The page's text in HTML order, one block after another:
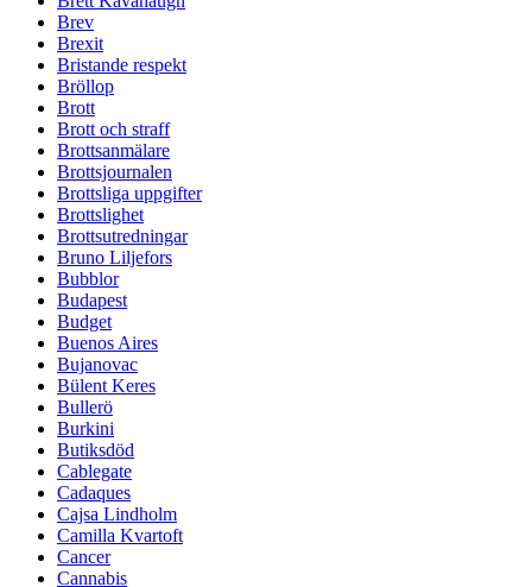
Brev
Brexit
Bristande respekt
Bröllop
Brott
Brott och straff
Brottsanmälare
Brottsjournalen
Brottsliga uppgifter
Brottslighet
Brottsutredningar
Bruno Liljefors
Bubblor
Budapest
Budget
Buenos Aires
Bujanovac
Bülent Keres
Bullerö
Burkini
Butiksdöd
Cablegate
Cadaques
Cajsa Lindholm
Camilla Kvartoft
Cancer
Cannabis